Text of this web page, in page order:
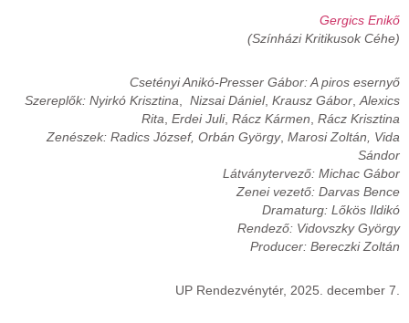
Gergics Enikő
(Színházi Kritikusok Céhe)
Csetényi Anikó-Presser Gábor: A piros esernyő
Szereplők: Nyirkó Krisztina
Nizsai Dániel, Krausz Gábor Alexics
Rita Erdei Juli, Rácz Kármen Rácz Krisztina
Zenészek: Radics József, Orbán György, Marosi Zoltán, Vida
Sándor
Látványtervező: Michac Gábor
Zenei vezető: Darvas Bence
Dramaturg: Lőkös Ildikó
Rendező: Vidovszky György
Producer: Bereczki Zoltán
UP Rendezvénytér, 2025. december 7.